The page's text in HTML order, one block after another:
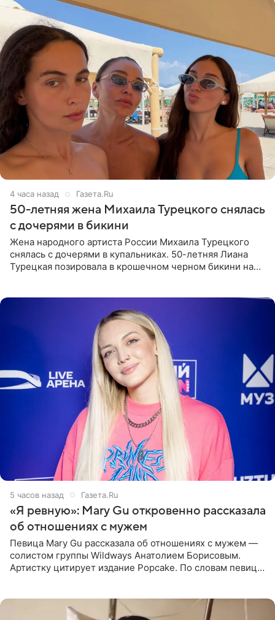
4 часа назад Газета.Ru
50-летняя жена Михаила Турецкого снялась
с дочерями в бикини
Жена народного артиста России Михаила Турецкого
снялась с дочерями в купальниках. 50-летняя Лиана
Турецкая позировала в крошечном черном бикини на
5 часов назад Газета.Ru
«Я ревную»: Mary Gu откровенно рассказала
об отношениях с мужем
Певица Mary Gu рассказала об отношениях с мужем —
солистом группы Wildways Анатолием Борисовым.
Артистку цитирует издание Popcake. По словам певицы,